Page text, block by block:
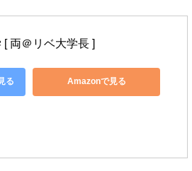
両＠リベ大学長 ]
る Amazonで見る